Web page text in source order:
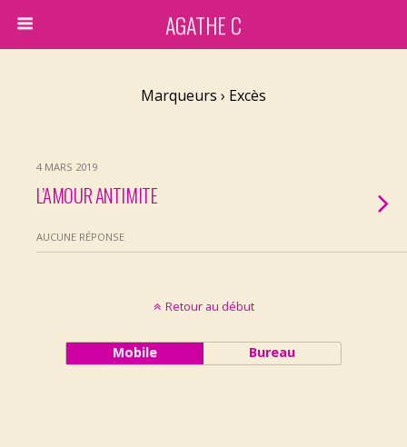
AGATHE C
Marqueurs › Excès
4 MARS 2019
L’AMOUR ANTIMITE
AUCUNE RÉPONSE
Retour au début
Mobile Bureau